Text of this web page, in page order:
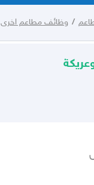
/ وظائف مطاعم اخرى